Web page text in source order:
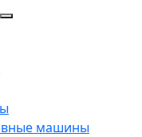
машины